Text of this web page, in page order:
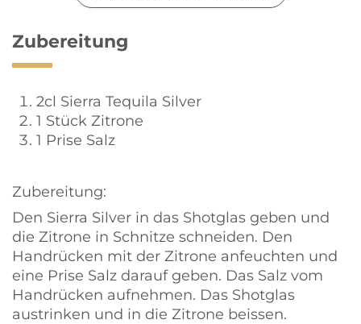
Zubereitung
2cl Sierra Tequila Silver
1 Stück Zitrone
1 Prise Salz
Zubereitung:
Den Sierra Silver in das Shotglas geben und
die Zitrone in Schnitze schneiden. Den
Handrücken mit der Zitrone anfeuchten und
eine Prise Salz darauf geben. Das Salz vom
Handrücken aufnehmen. Das Shotglas
austrinken und in die Zitrone beissen.